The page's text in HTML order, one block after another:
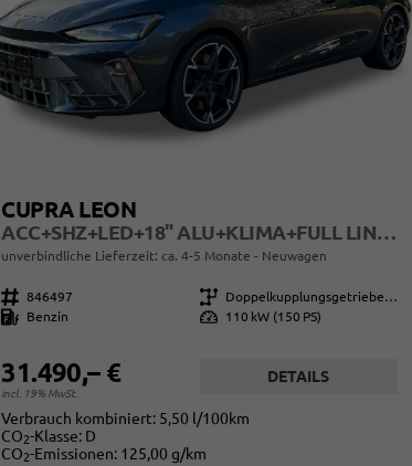
CUPRA LEON
ACC+SHZ+LED+18" ALU+KLIMA+FULL LINK+PDC
unverbindliche Lieferzeit: ca. 4-5 Monate Neuwagen
Fahrzeugnr. 846497 Getriebe
Doppelkupplungsgetriebe (DSG)
Kraftstoff
Benzin Leistung 110 kW (150 PS)
31.490,– €
incl. 19% MwSt.
DETAILS
Verbrauch kombiniert: 5,50 l/100km
CO2-Klasse: D
CO2-Emissionen: 125,00 g/km